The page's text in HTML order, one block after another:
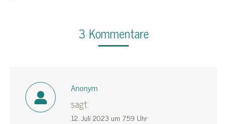
3 Kommentare
Anonym
sagt:
12. Juli 2023 um 7:59 Uhr